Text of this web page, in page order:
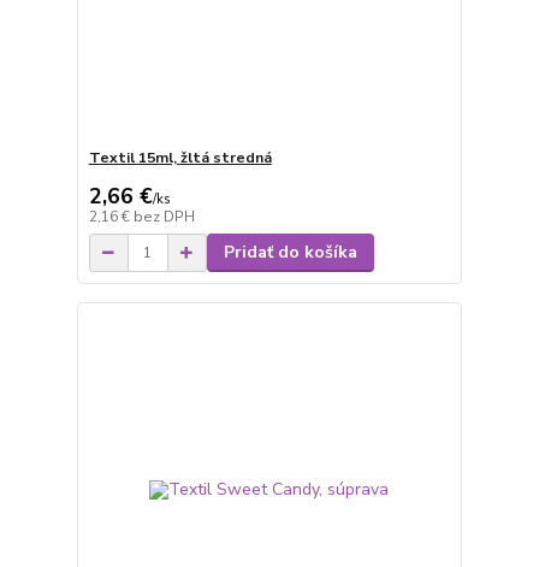
Textil 15ml, žltá stredná
2,66 €/ks
2,16 € bez DPH
Pridať do košíka